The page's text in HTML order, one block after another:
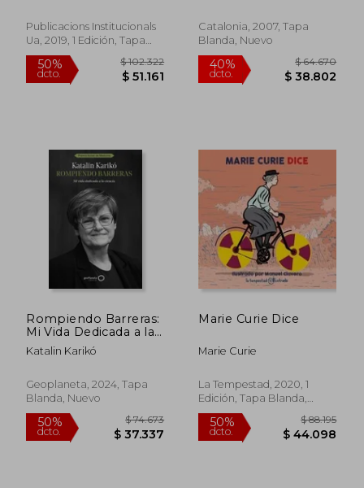
50% 50%
dcto.
Publicacions Institucionals
Ua, 2019, 1 Edición, Tapa
Blanda, Nuevo
Catalonia, 2007, Tapa
Blanda, Nuevo
Rompiendo Barreras:
Mi Vida Dedicada a la
Ciencia
Katalin Karikó
Geoplaneta, 2024, Tapa
Blanda, Nuevo
Marie Curie Dice
Marie Curie
La Tempestad, 2020, 1
Edición, Tapa Blanda,
Nuevo